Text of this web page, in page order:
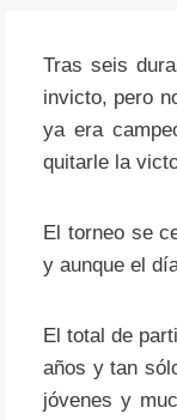
Tras seis
invicto, pero
ya era
quitarle la
El torneo se
y aunque el
El total de
años y tan
jóvenes y